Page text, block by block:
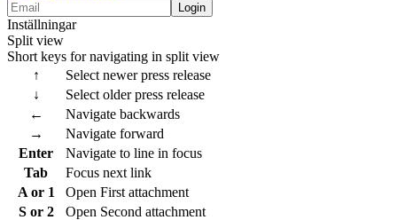
Login
Inställningar
Split view
Short keys for navigating in split view
↑
Select newer press release
↓
Select older press release
←
Navigate backwards
→
Navigate forward
Enter
Navigate to line in focus
Tab
Focus next link
A or 1
Open First attachment
S or 2
Open Second attachment